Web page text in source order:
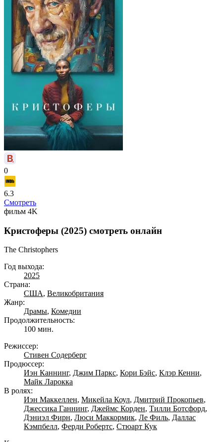
0
6.3
Смотреть
фильм 4K
Кристоферы (2025) смотреть онлайн
The Christophers
Год выхода:
2025
Страна:
США, Великобритания
Жанр:
Драмы, Комедии
Продолжительность:
100 мин.
Режиссер:
Стивен Содерберг
Продюссер:
Иэн Каннинг, Джим Паркс, Кори Бэйс, Клэр Кенни,
Майк Ларокка
В ролях:
Иэн Маккеллен, Микейла Коул, Дмитрий Прокопьев,
Джессика Ганнинг, Джеймс Корден, Тилли Ботсфорд,
Дэниэл Фирн, Люси Маккормик, Ле Филь, Даллас
Кэмпбелл, Ферди Робертс, Стюарт Кук